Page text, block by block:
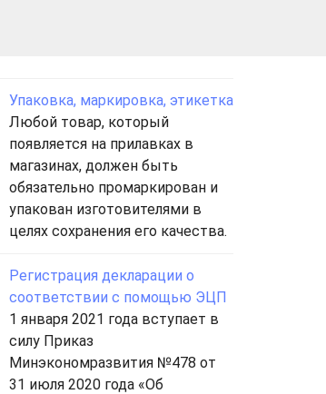
Упаковка, маркировка, этикетка
Любой товар, который
появляется на прилавках в
магазинах, должен быть
обязательно промаркирован и
упакован изготовителями в
целях сохранения его качества.
Регистрация декларации о
соответствии с помощью ЭЦП
1 января 2021 года вступает в
силу Приказ
Минэкономразвития №478 от
31 июля 2020 года «Об